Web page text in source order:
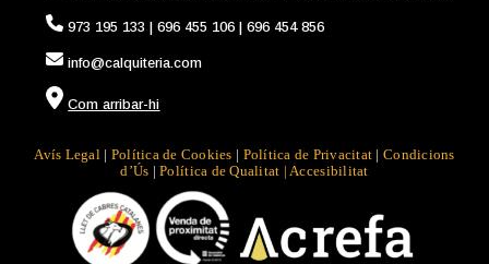
973 195 133 |696 455 106 |696 454 856
info@calquiteria.com
Com arribar-hi
Avís Legal| Política de Cookies | Política de Privacitat |Condicions
d’Ús |Política de Qualitat |Accesibilitat